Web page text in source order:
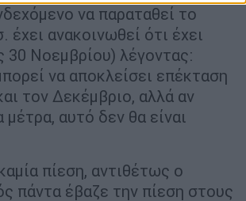
να παραταθεί το
έχει ανακοινωθεί ότι έχει
30 Νοεμβρίου) λέγοντας:
να αποκλείσει επέκταση
τον Δεκέμβριο, αλλά αν
αυτό δεν θα είναι
πίεση, αντιθέτως ο
πάντα έβαζε την πίεση στους